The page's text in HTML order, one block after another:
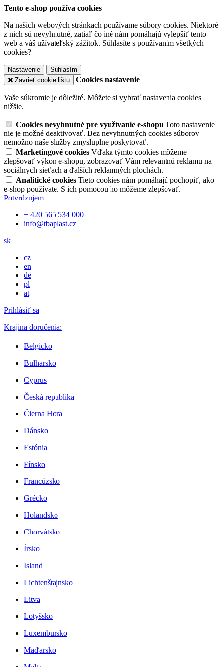
Tento e-shop používa cookies
Na našich webových stránkach používame súbory cookies. Niektoré
z nich sú nevyhnutné, zatiaľ čo iné nám pomáhajú vylepšiť tento
web a váš užívateľský zážitok. Súhlasíte s používaním všetkých
cookies?
Nastavenie
Súhlasím
Zavrieť cookie lištu
Cookies nastavenie
Vaše súkromie je dôležité. Môžete si vybrať nastavenia cookies
nižšie.
Cookies nevyhnutné pre využívanie e-shopu Toto nastavenie
nie je možné deaktivovať. Bez nevyhnutných cookies súborov
nemožno naše služby zmysluplne poskytovať.
Marketingové cookies Vďaka týmto cookies môžeme
zlepšovať výkon e-shopu, zobrazovať Vám relevantnú reklamu na
sociálnych sieťach a ďalších reklamných plochách.
Analitické cookies Tieto cookies nám pomáhajú pochopiť, ako
e-shop používate. S ich pomocou ho môžeme zlepšovať.
Potvrdzujem
+ 420 565 534 000
info@tbaplast.cz
sk
cz
en
de
pl
at
Prihlásiť sa
Krajina doručenia:
Belgicko
Bulharsko
Cyprus
Česká republika
Čierna Hora
Dánsko
Estónia
Fínsko
Francúzsko
Grécko
Holandsko
Chorvátsko
Írsko
Island
Lichtenštajnsko
Litva
Lotyšsko
Luxembursko
Maďarsko